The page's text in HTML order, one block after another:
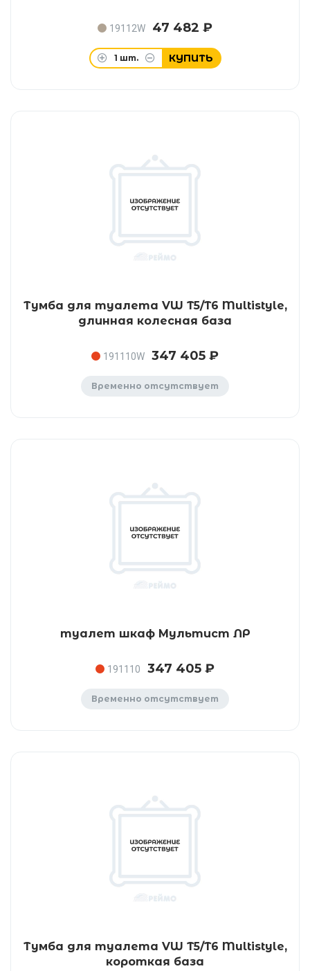
19112W 47 482 ₽
1 шт. КУПИТЬ
Тумба для туалета VW T5/T6 Multistyle,
длинная колесная база
191110W 347 405 ₽
Временно отсутствует
туалет шкаф Мультист ЛР
191110 347 405 ₽
Временно отсутствует
Тумба для туалета VW T5/T6 Multistyle,
короткая база